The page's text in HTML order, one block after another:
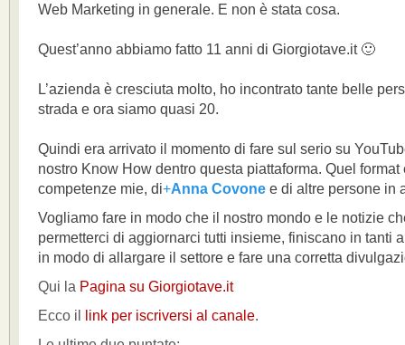
Web Marketing in generale. E non è stata cosa.
Quest’anno abbiamo fatto 11 anni di Giorgiotave.it 🙂
L’azienda è cresciuta molto, ho incontrato tante belle
strada e ora siamo quasi 20.
Quindi era arrivato il momento di fare sul serio su
nostro Know How dentro questa piattaforma. Quel format
competenze mie, di+Anna Covone e di altre persone in
Vogliamo fare in modo che il nostro mondo e le notizie
permetterci di aggiornarci tutti insieme, finiscano in tanti
in modo di allargare il settore e fare una corretta
Qui la Pagina su Giorgiotave.it
Ecco il
link per iscriversi al canale.